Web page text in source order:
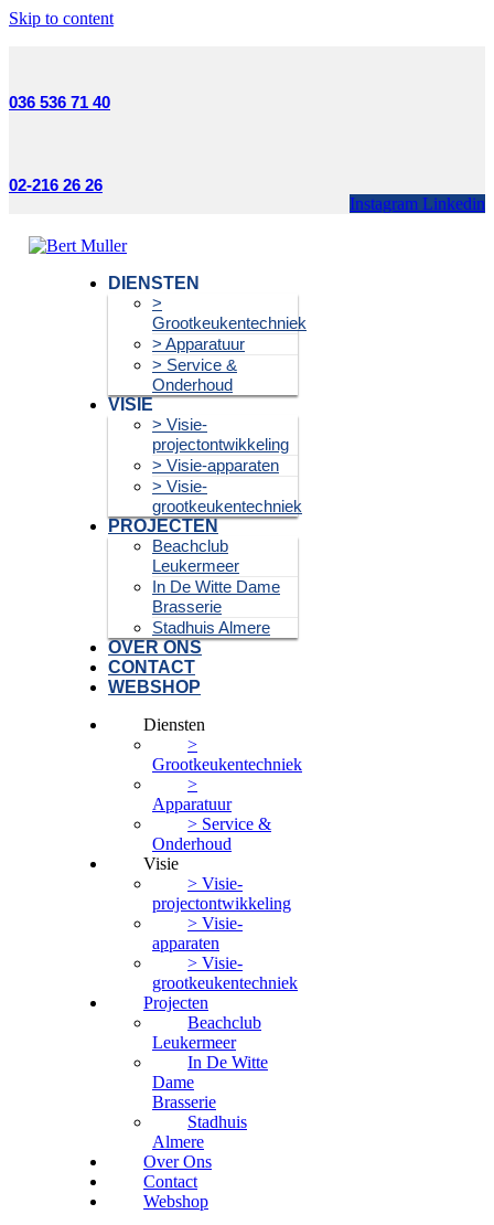
Skip to content
036 536 71 40
02-216 26 26
Instagram Linkedin
DIENSTEN
>
Grootkeukentechniek
> Apparatuur
> Service &
Onderhoud
VISIE
> Visie-
projectontwikkeling
> Visie-apparaten
> Visie-
grootkeukentechniek
PROJECTEN
Beachclub
Leukermeer
In De Witte Dame
Brasserie
Stadhuis Almere
OVER ONS
CONTACT
WEBSHOP
Diensten
>
Grootkeukentechniek
>
Apparatuur
> Service &
Onderhoud
Visie
> Visie-
projectontwikkeling
> Visie-
apparaten
> Visie-
grootkeukentechniek
Projecten
Beachclub
Leukermeer
In De Witte
Dame
Brasserie
Stadhuis
Almere
Over Ons
Contact
Webshop